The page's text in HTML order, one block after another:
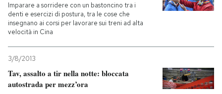
Scienza
Cultura
Media
Europa
Imparare a sorridere con un bastoncino tra i
denti e esercizi di postura, tra le cose che
insegnano ai corsi per lavorare sui treni ad alta
velocità in Cina
3/8/2013
Tav, assalto a tir nella notte: bloccata
autostrada per mezz’ora